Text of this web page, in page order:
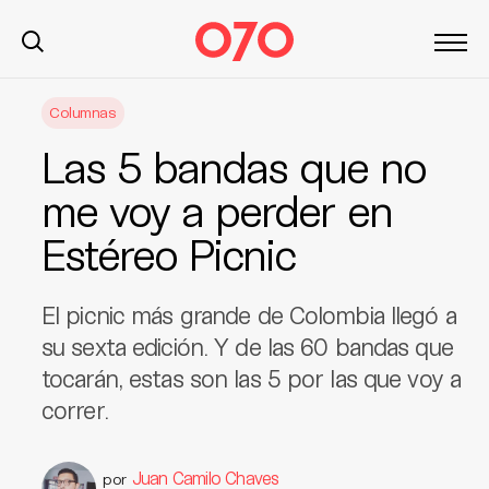
Columnas
Las 5 bandas que no
me voy a perder en
Estéreo Picnic
El picnic más grande de Colombia llegó a
su sexta edición. Y de las 60 bandas que
tocarán, estas son las 5 por las que voy a
correr.
por Juan Camilo Chaves